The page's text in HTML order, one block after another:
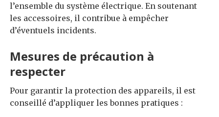
l’ensemble du système électrique. En soutenant
les accessoires, il contribue à empêcher
d’éventuels incidents.
Mesures de précaution à
respecter
Pour garantir la protection des appareils, il est
conseillé d’appliquer les bonnes pratiques :